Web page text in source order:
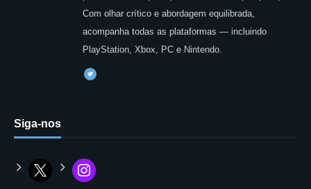
Com olhar crítico e abordagem equilibrada,
acompanha todas as plataformas — incluindo
PlayStation, Xbox, PC e Nintendo.
Siga-nos